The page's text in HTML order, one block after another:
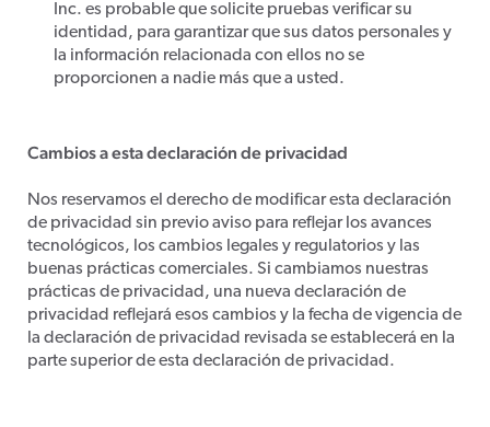
Inc. es probable que solicite pruebas verificar su
identidad, para garantizar que sus datos personales y
la información relacionada con ellos no se
proporcionen a nadie más que a usted.
Cambios a esta declaración de privacidad
Nos reservamos el derecho de modificar esta declaración
de privacidad sin previo aviso para reflejar los avances
tecnológicos, los cambios legales y regulatorios y las
buenas prácticas comerciales. Si cambiamos nuestras
prácticas de privacidad, una nueva declaración de
privacidad reflejará esos cambios y la fecha de vigencia de
la declaración de privacidad revisada se establecerá en la
parte superior de esta declaración de privacidad.